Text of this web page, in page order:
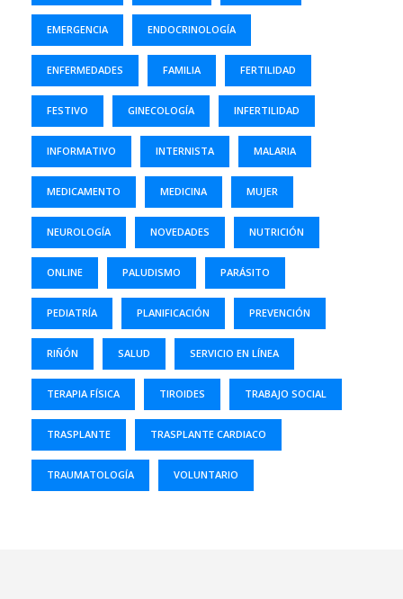
EMERGENCIA ENDOCRINOLOGÍA
ENFERMEDADES FAMILIA FERTILIDAD
FESTIVO GINECOLOGÍA INFERTILIDAD
INFORMATIVO INTERNISTA MALARIA
MEDICAMENTO MEDICINA MUJER
NEUROLOGÍA NOVEDADES NUTRICIÓN
ONLINE PALUDISMO PARÁSITO
PEDIATRÍA PLANIFICACIÓN PREVENCIÓN
RIÑÓN SALUD SERVICIO EN LÍNEA
TERAPIA FÍSICA TIROIDES TRABAJO SOCIAL
TRASPLANTE TRASPLANTE CARDIACO
TRAUMATOLOGÍA VOLUNTARIO